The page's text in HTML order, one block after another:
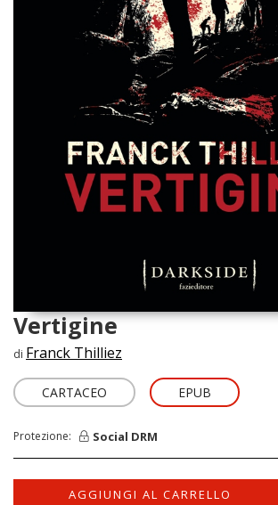
Vertigine
di Franck Thilliez
CARTACEO EPUB
Protezione: Social DRM
AGGIUNGI AL CARRELLO